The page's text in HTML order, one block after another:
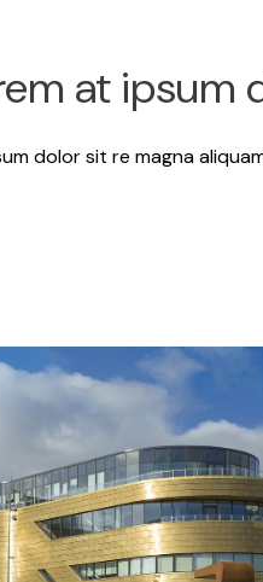
at ipsum
dolor sit re magna